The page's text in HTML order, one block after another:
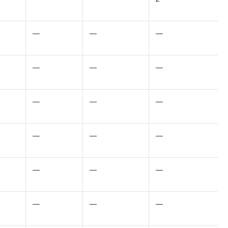
— — —
— — —
— — —
— — —
— — —
— — —